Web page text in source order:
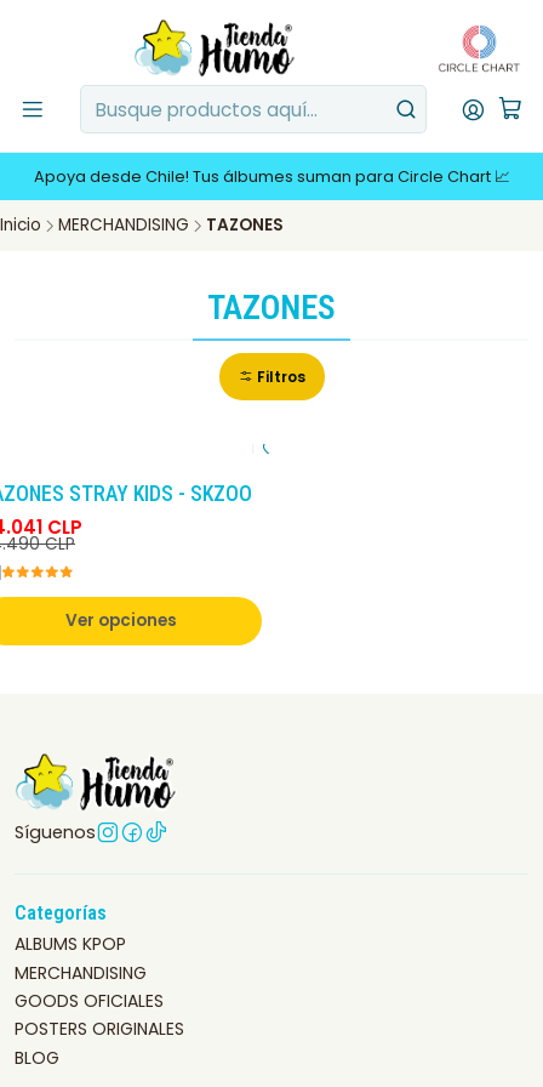
Apoya desde Chile! Tus álbumes suman para Circle Chart 📈
Inicio MERCHANDISING TAZONES
TAZONES
Filtros
STRAY KIDS - SKZOO
CLP
CLP
Ver opciones
Síguenos
Categorías
ALBUMS KPOP
MERCHANDISING
GOODS OFICIALES
POSTERS ORIGINALES
BLOG